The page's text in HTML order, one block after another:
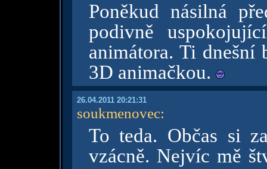
Poněkud násilná
podivně
animátora. Ti
3D animačkou.
26.04.2011 20:21:31
soukmenovec:
To teda. Občas si
vzácně. Nejvíc mě